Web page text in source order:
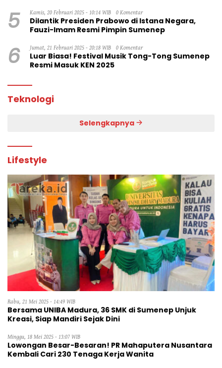
5 Kamis, 20 Februari 2025 - 10:14 WIB 0 Komentar
Dilantik Presiden Prabowo di Istana Negara,
Fauzi-Imam Resmi Pimpin Sumenep
6 Jumat, 21 Februari 2025 - 20:18 WIB 0 Komentar
Luar Biasa! Festival Musik Tong-Tong Sumenep
Resmi Masuk KEN 2025
Teknologi
Selengkapnya
Lifestyle
Rabu, 21 Mei 2025 - 14:49 WIB
Bersama UNIBA Madura, 36 SMK di Sumenep Unjuk
Kreasi, Siap Mandiri Sejak Dini
Minggu, 18 Mei 2025 - 13:07 WIB
Lowongan Besar-Besaran! PR Mahaputera Nusantara
Kembali Cari 230 Tenaga Kerja Wanita